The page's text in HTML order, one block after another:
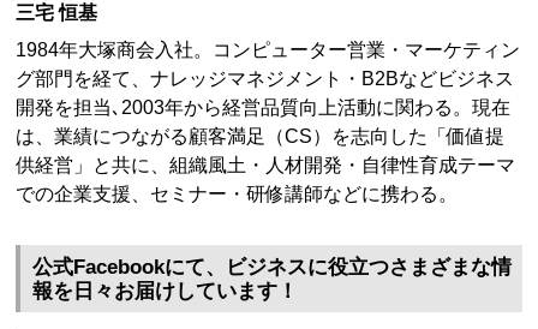
三宅 恒基
1984年大塚商会入社。コンピューター営業・マーケティン
グ部門を経て、ナレッジマネジメント・B2Bなどビジネス
開発を担当､2003年から経営品質向上活動に関わる。現在
は、業績につながる顧客満足（CS）を志向した「価値提
供経営」と共に、組織風土・人材開発・自律性育成テーマ
での企業支援、セミナー・研修講師などに携わる。
公式Facebookにて、ビジネスに役立つさまざまな情
報を日々お届けしています！